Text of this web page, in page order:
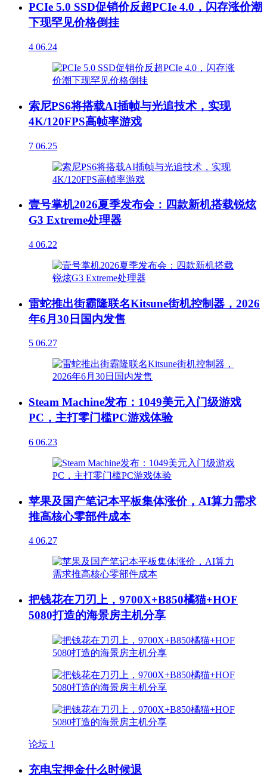
PCIe 5.0 SSD促销价反超PCIe 4.0，闪存涨价潮
下现罕见价格倒挂
4 06.24
索尼PS6将搭载AI插帧与光追技术，实现
4K/120FPS高帧率游戏
7 06.25
壹号掌机2026夏季发布会：四款新机搭载锐炫
G3 Extreme处理器
4 06.22
雷蛇推出街霸隆联名Kitsune街机控制器，2026
年6月30日国内发售
5 06.27
Steam Machine发布：1049美元入门级游戏
PC，主打零门槛PC游戏体验
6 06.23
苹果及国产笔记本平板集体涨价，AI算力需求
推高核心零部件成本
4 06.27
把钱花在刀刃上，9700X+B850橘猫+HOF
5080打造的海景房主机分享
论坛 1
充电宝押金什么时候退